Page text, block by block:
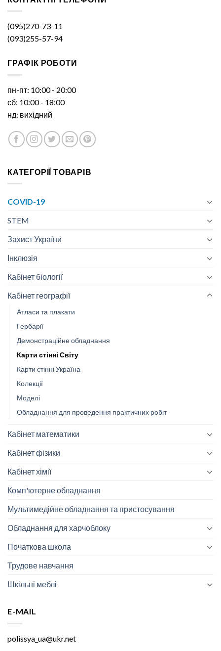
(095)270-73-11
(093)255-57-94
ГРАФІК РОБОТИ
пн-пт: 10:00 - 20:00
сб: 10:00 - 18:00
нд: вихідний
КАТЕГОРІЇ ТОВАРІВ
COVID-19
STEM
Захист України
Інклюзія
Кабінет біології
Кабінет географії
Атласи та плакати
Гербарії
Демонстраційне обладнання
Карти стінні Світу
Карти стінні Україна
Колекції
Моделі
Обладнання для проведення практичних робіт
Кабінет математики
Кабінет фізики
Кабінет хімії
Комп'ютерне обладнання
Мультимедійне обладнання та пристосування
Обладнання для харчоблоку
Початкова школа
Трудове навчання
Шкільні меблі
E-MAIL
polissya_ua@ukr.net